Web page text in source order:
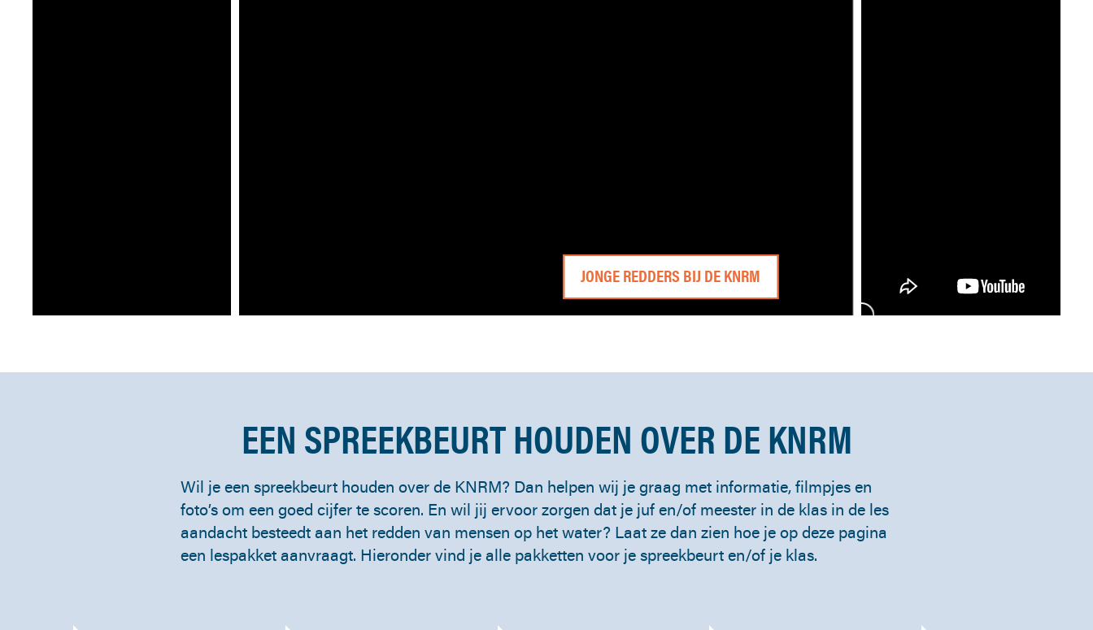
JONGE REDDERS BIJ DE KNRM
EEN SPREEKBEURT HOUDEN OVER DE KNRM
Wil je een spreekbeurt houden over de KNRM? Dan helpen wij je graag met informatie, filmpjes en
foto’s om een goed cijfer te scoren. En wil jij ervoor zorgen dat je juf en/of meester in de klas in de les
aandacht besteedt aan het redden van mensen op het water? Laat ze dan zien hoe je op deze pagina
een lespakket aanvraagt. Hieronder vind je alle pakketten voor je spreekbeurt en/of je klas.